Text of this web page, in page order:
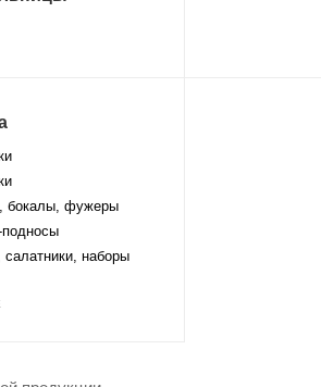
бокалы, фужеры
салатники, наборы